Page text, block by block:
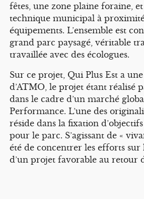
fêtes, une zone plaine foraine,
technique municipal à
équipements. L’ensemble est
grand parc paysagé, véritable
travaillée avec des écologues.
Sur ce projet, Qui Plus Est a
d’ATMO, le projet étant réalisé
dans le cadre d’un marché
Performance. L’une des
réside dans la fixation
pour le parc. S’agissant de «
été de concentrer les efforts sur
d’un projet favorable au retour